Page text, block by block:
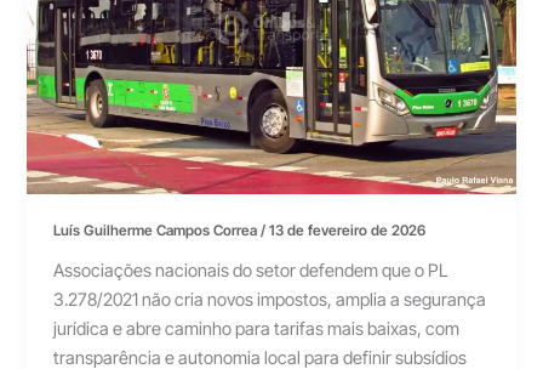
Luís Guilherme Campos Correa/13 de fevereiro de 2026
Associações nacionais do setor defendem que o PL
3.278/2021 não cria novos impostos, amplia a segurança
jurídica e abre caminho para tarifas mais baixas, com
transparência e autonomia local para definir subsídios